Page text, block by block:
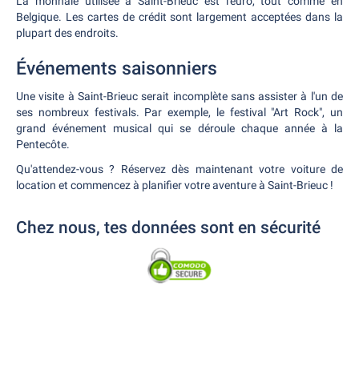
Belgique. Les cartes de crédit sont largement acceptées dans la
plupart des endroits.
Événements saisonniers
Une visite à Saint-Brieuc serait incomplète sans assister à l'un de
ses nombreux festivals. Par exemple, le festival "Art Rock", un
grand événement musical qui se déroule chaque année à la
Pentecôte.
Qu'attendez-vous ? Réservez dès maintenant votre voiture de
location et commencez à planifier votre aventure à Saint-Brieuc !
Chez nous, tes données sont en sécurité